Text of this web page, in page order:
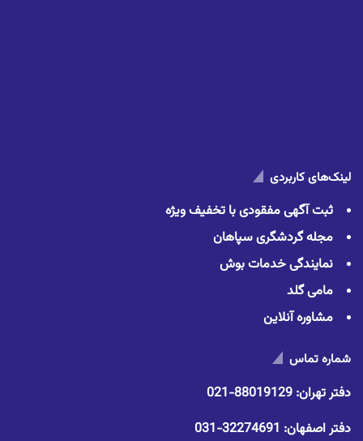
لینک‌های کاربردی
ثبت آگهی مفقودی با تخفیف ویژه
مجله گردشگری سپاهان
نمایندگی خدمات بوش
مامی گلد
مشاوره آنلاین
شماره تماس
دفتر تهران: 88019129-021
دفتر اصفهان: 32274691-031